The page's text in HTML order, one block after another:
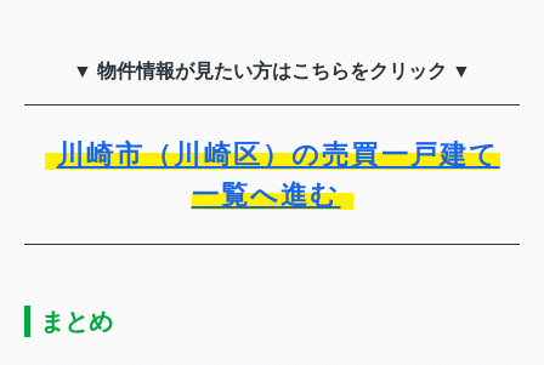
▼ 物件情報が見たい方はこちらをクリック ▼
川崎市（川崎区）の売買一戸建て
一覧へ進む
まとめ